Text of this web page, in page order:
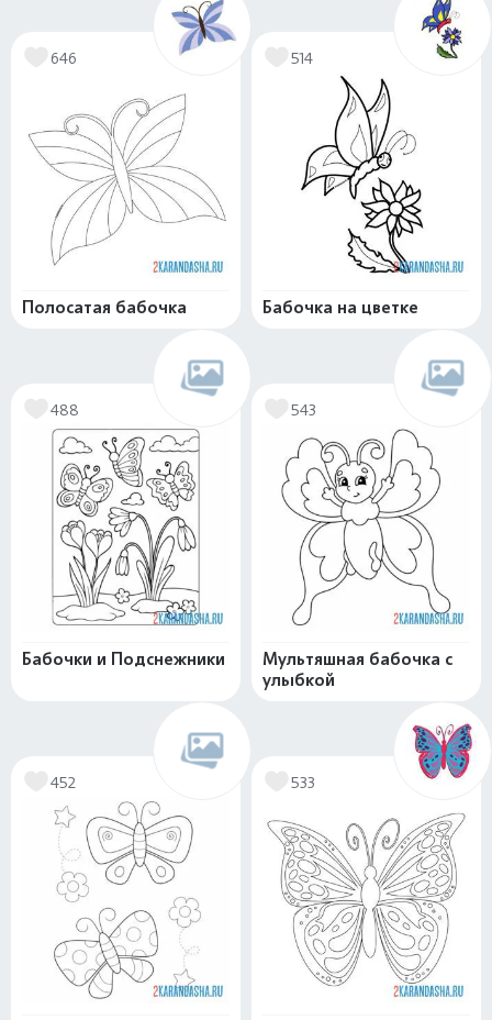
646
Полосатая бабочка
514
Бабочка на цветке
488
Бабочки и Подснежники
543
Мультяшная бабочка с
улыбкой
452 533